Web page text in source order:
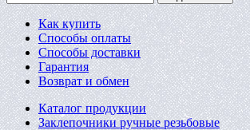
Как купить
Способы оплаты
Способы доставки
Гарантия
Возврат и обмен
Каталог продукции
Заклепочники ручные резьбовые